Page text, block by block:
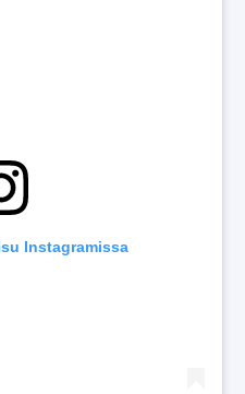
Instagramissa